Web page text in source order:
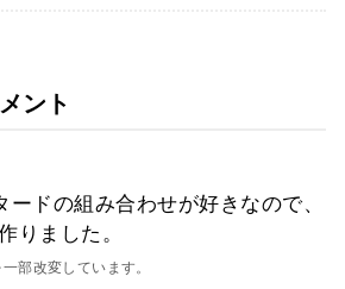
ント
ドの組み合わせが好きなので、
りました。
部改変しています。